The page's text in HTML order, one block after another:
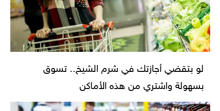
لو بتقضي أجازتك في شرم الشيخ.. تسوق
بسهولة واشتري من هذه الأماكن